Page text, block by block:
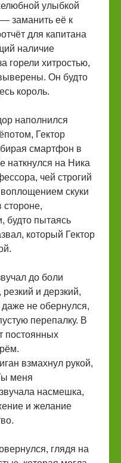
улыбкой
заманить её к
для капитана
наличие
горели хитростью,
Он будто
король.
наполнился
Гектор
смартфон в
наткнулся на Ника
чей строгий
скуки
стороне,
будто пытаясь
который Гектор
до боли
и дерзкий,
даже не обернулся,
перепалку. В
постоянных
взмахнул рукой,
меня
насмешка,
и желание
глядя на